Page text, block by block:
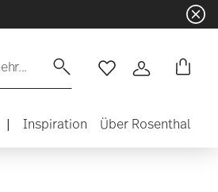
WishlistAnmelden
| Inspiration Über Rosenthal